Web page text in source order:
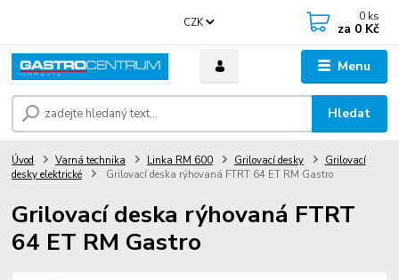
Menu
CZK
Hledat
0 ks
za 0 Kč
Úvod Varná technika Linka RM 600 Grilovací desky
Grilovací
desky elektrické
Grilovací deska rýhovaná FTRT 64 ET RM Gastro
Grilovací deska rýhovaná FTRT
64 ET RM Gastro